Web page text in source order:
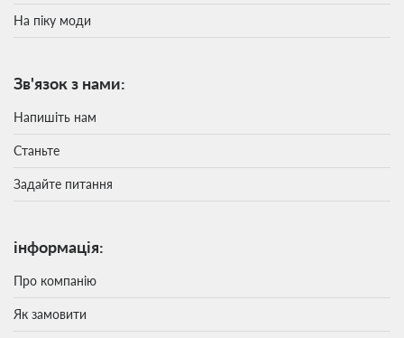
На піку моди
Зв'язок з нами:
Напишіть нам
Станьте
Задайте питання
інформація:
Про компанію
Як замовити